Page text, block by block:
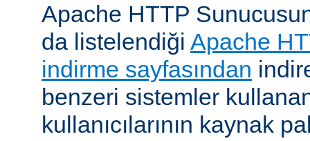
Apache HTTP
da listelendiği Apache
indirme sayfasından
benzeri sistemler
kullanıcılarının kaynak